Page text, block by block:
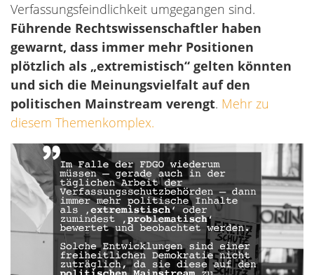
Verfassungsfeindlichkeit umgegangen sind.
Führende Rechtswissenschaftler haben
gewarnt, dass immer mehr Positionen
plötzlich als „extremistisch“ gelten könnten
und sich die Meinungsvielfalt auf den
politischen Mainstream verengt. Mehr zu
diesem Themenkomplex.